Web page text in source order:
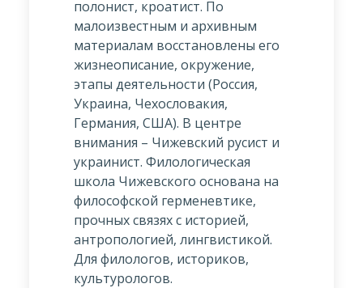
полонист, кроатист. По
малоизвестным и архивным
материалам восстановлены его
жизнеописание, окружение,
этапы деятельности (Россия,
Украина, Чехословакия,
Германия, США). В центре
внимания – Чижевский русист и
украинист. Филологическая
школа Чижевского основана на
философской герменевтике,
прочных связях с историей,
антропологией, лингвистикой.
Для филологов, историков,
культурологов.